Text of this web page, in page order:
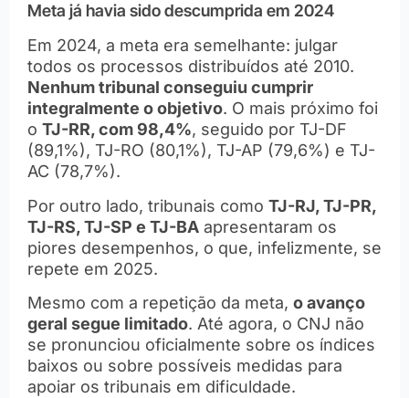
Meta já havia sido descumprida em 2024
Em 2024, a meta era semelhante: julgar
todos os processos distribuídos até 2010.
Nenhum tribunal conseguiu cumprir
integralmente o objetivo. O mais próximo foi
o TJ-RR, com 98,4%, seguido por TJ-DF
(89,1%), TJ-RO (80,1%), TJ-AP (79,6%) e TJ-
AC (78,7%).
Por outro lado, tribunais como TJ-RJ, TJ-PR,
TJ-RS, TJ-SP e TJ-BA apresentaram os
piores desempenhos, o que, infelizmente, se
repete em 2025.
Mesmo com a repetição da meta, o avanço
geral segue limitado. Até agora, o CNJ não
se pronunciou oficialmente sobre os índices
baixos ou sobre possíveis medidas para
apoiar os tribunais em dificuldade.